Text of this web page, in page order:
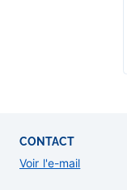
CONTACT
Voir l'e-mail